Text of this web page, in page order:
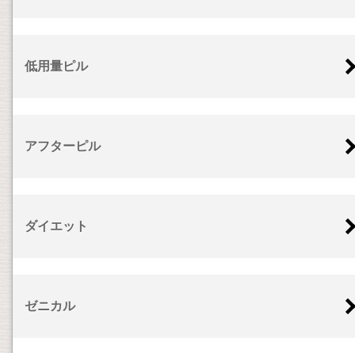
低用量ピル
アフターピル
ダイエット
ゼニカル